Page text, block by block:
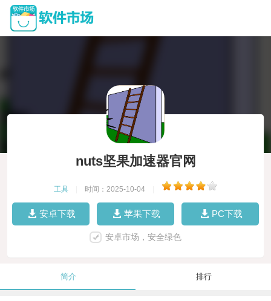
nuts坚果加速器官网
工具 时间：2025-10-04
安卓下载 苹果下载 PC下载
安卓市场，安全绿色
简介 排行